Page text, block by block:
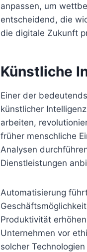
anpassen, um
entscheidend, die
die digitale Zukunft
Künstliche
Einer der
künstlicher
arbeiten,
früher menschliche
Analysen
Dienstleistungen
Automatisierung
Produktivität
Unternehmen vor
solcher